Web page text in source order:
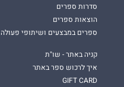
סדרות ספרים
הוצאות ספרים
ספרים במבצעים ושיתופי פעולה
קניה באתר - שו"ת
איך לרכוש ספר באתר
GIFT CARD